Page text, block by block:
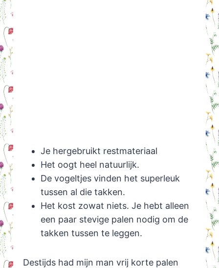
Je hergebruikt restmateriaal
Het oogt heel natuurlijk.
De vogeltjes vinden het superleuk
tussen al die takken.
Het kost zowat niets. Je hebt alleen
een paar stevige palen nodig om de
takken tussen te leggen.
Destijds had mijn man vrij korte palen